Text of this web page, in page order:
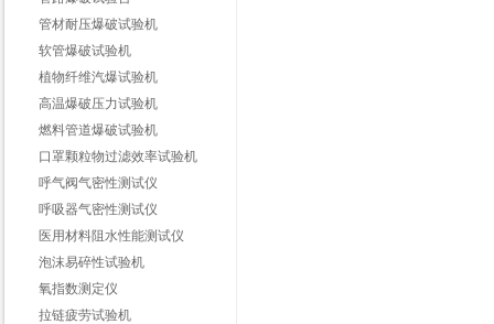
管材耐压爆破试验机
软管爆破试验机
植物纤维汽爆试验机
高温爆破压力试验机
燃料管道爆破试验机
口罩颗粒物过滤效率试验机
呼气阀气密性测试仪
呼吸器气密性测试仪
医用材料阻水性能测试仪
泡沫易碎性试验机
氧指数测定仪
拉链疲劳试验机